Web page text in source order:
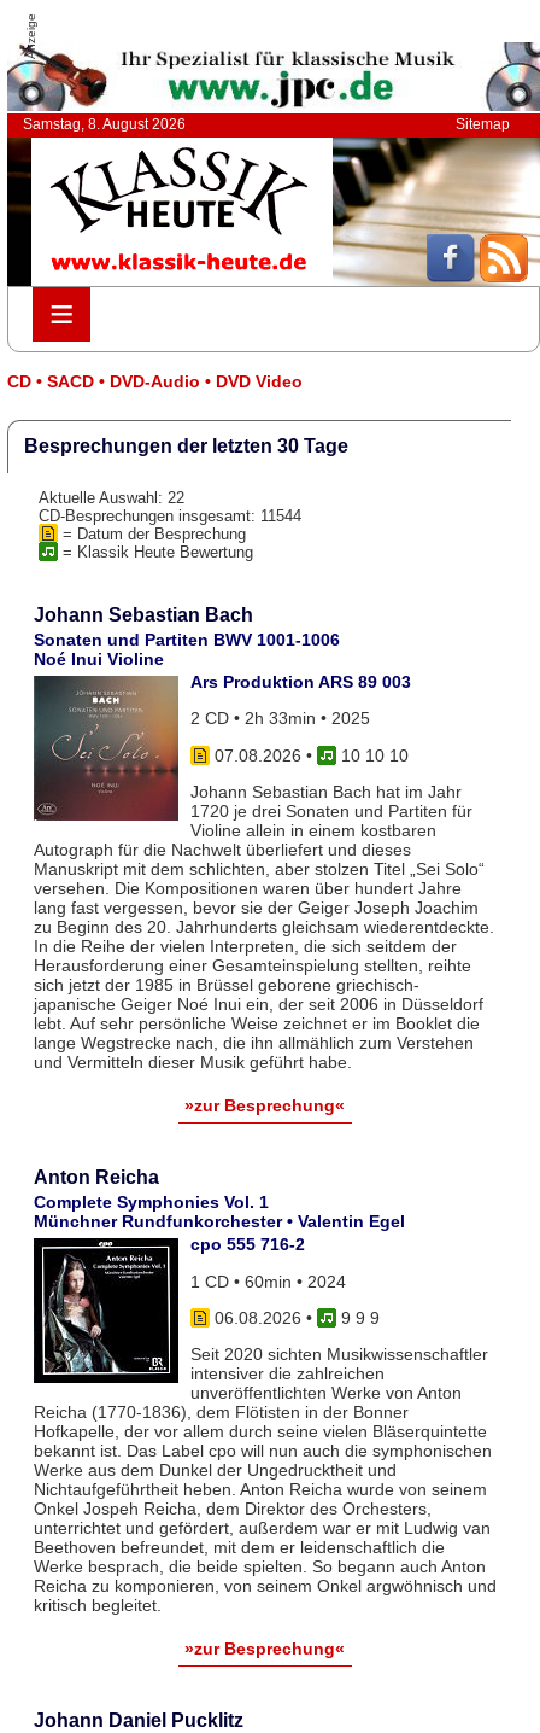
Anzeige
Samstag, 8. August 2026 Sitemap
≡
≡
CD • SACD • DVD-Audio • DVD Video
Besprechungen der letzten 30 Tage
Aktuelle Auswahl: 22
CD-Besprechungen insgesamt: 11544
= Datum der Besprechung
= Klassik Heute Bewertung
Johann Sebastian Bach
Sonaten und Partiten BWV 1001-1006
Noé Inui Violine
Ars Produktion ARS 89 003
2 CD • 2h 33min • 2025
07.08.2026 •
10 10 10
Johann Sebastian Bach hat im Jahr
1720 je drei Sonaten und Partiten für
Violine allein in einem kostbaren
Autograph für die Nachwelt überliefert und dieses
Manuskript mit dem schlichten, aber stolzen Titel „Sei Solo“
versehen. Die Kompositionen waren über hundert Jahre
lang fast vergessen, bevor sie der Geiger Joseph Joachim
zu Beginn des 20. Jahrhunderts gleichsam wiederentdeckte.
In die Reihe der vielen Interpreten, die sich seitdem der
Herausforderung einer Gesamteinspielung stellten, reihte
sich jetzt der 1985 in Brüssel geborene griechisch-
japanische Geiger Noé Inui ein, der seit 2006 in Düsseldorf
lebt. Auf sehr persönliche Weise zeichnet er im Booklet die
lange Wegstrecke nach, die ihn allmählich zum Verstehen
und Vermitteln dieser Musik geführt habe.
»zur Besprechung«
Anton Reicha
Complete Symphonies Vol. 1
Münchner Rundfunkorchester • Valentin Egel
cpo 555 716-2
1 CD • 60min • 2024
06.08.2026 •
9 9 9
Seit 2020 sichten Musikwissenschaftler
intensiver die zahlreichen
unveröffentlichten Werke von Anton
Reicha (1770-1836), dem Flötisten in der Bonner
Hofkapelle, der vor allem durch seine vielen Bläserquintette
bekannt ist. Das Label cpo will nun auch die symphonischen
Werke aus dem Dunkel der Ungedrucktheit und
Nichtaufgeführtheit heben. Anton Reicha wurde von seinem
Onkel Jospeh Reicha, dem Direktor des Orchesters,
unterrichtet und gefördert, außerdem war er mit Ludwig van
Beethoven befreundet, mit dem er leidenschaftlich die
Werke besprach, die beide spielten. So begann auch Anton
Reicha zu komponieren, von seinem Onkel argwöhnisch und
kritisch begleitet.
»zur Besprechung«
Johann Daniel Pucklitz